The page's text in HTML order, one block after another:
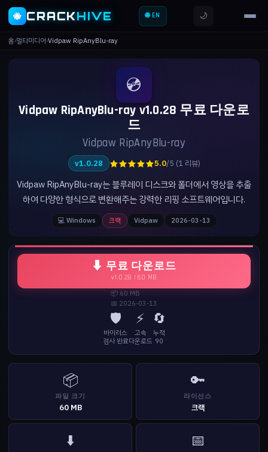
🐝 CRACKHIVE 🌐 EN 🌙
홈›멀티미디어›Vidpaw RipAnyBlu-ray
💿
Vidpaw RipAnyBlu-ray v1.0.28 무료 다운로
드
Vidpaw RipAnyBlu-ray
v1.0.28 ★★★★★5.0/5 (1 리뷰)
Vidpaw RipAnyBlu-ray는 블루레이 디스크와 폴더에서 영상을 추출
하여 다양한 형식으로 변환해주는 강력한 리핑 소프트웨어입니다.
💻 Windows 크랙 Vidpaw 2026-03-13
⬇ 무료 다운로드
v1.0.28 | 60 MB
📦 60 MB
📅 2026-03-13
🛡️
바이러스
검사 완료
⚡
고속
다운로드
🔄
누적
90
📦
파일 크기
60 MB
🔑
라이선스
크랙
⬇️ 📅